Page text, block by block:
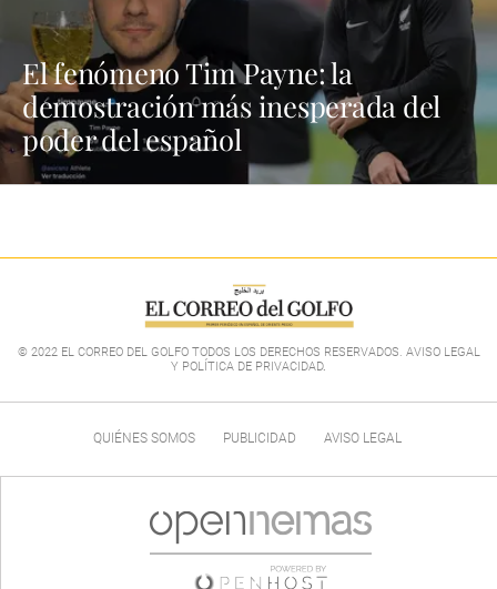
El fenómeno Tim Payne: la
demostración más inesperada del
poder del español
© 2022 EL CORREO DEL GOLFO TODOS LOS DERECHOS RESERVADOS. AVISO LEGAL
Y POLÍTICA DE PRIVACIDAD.
QUIÉNES SOMOS PUBLICIDAD AVISO LEGAL